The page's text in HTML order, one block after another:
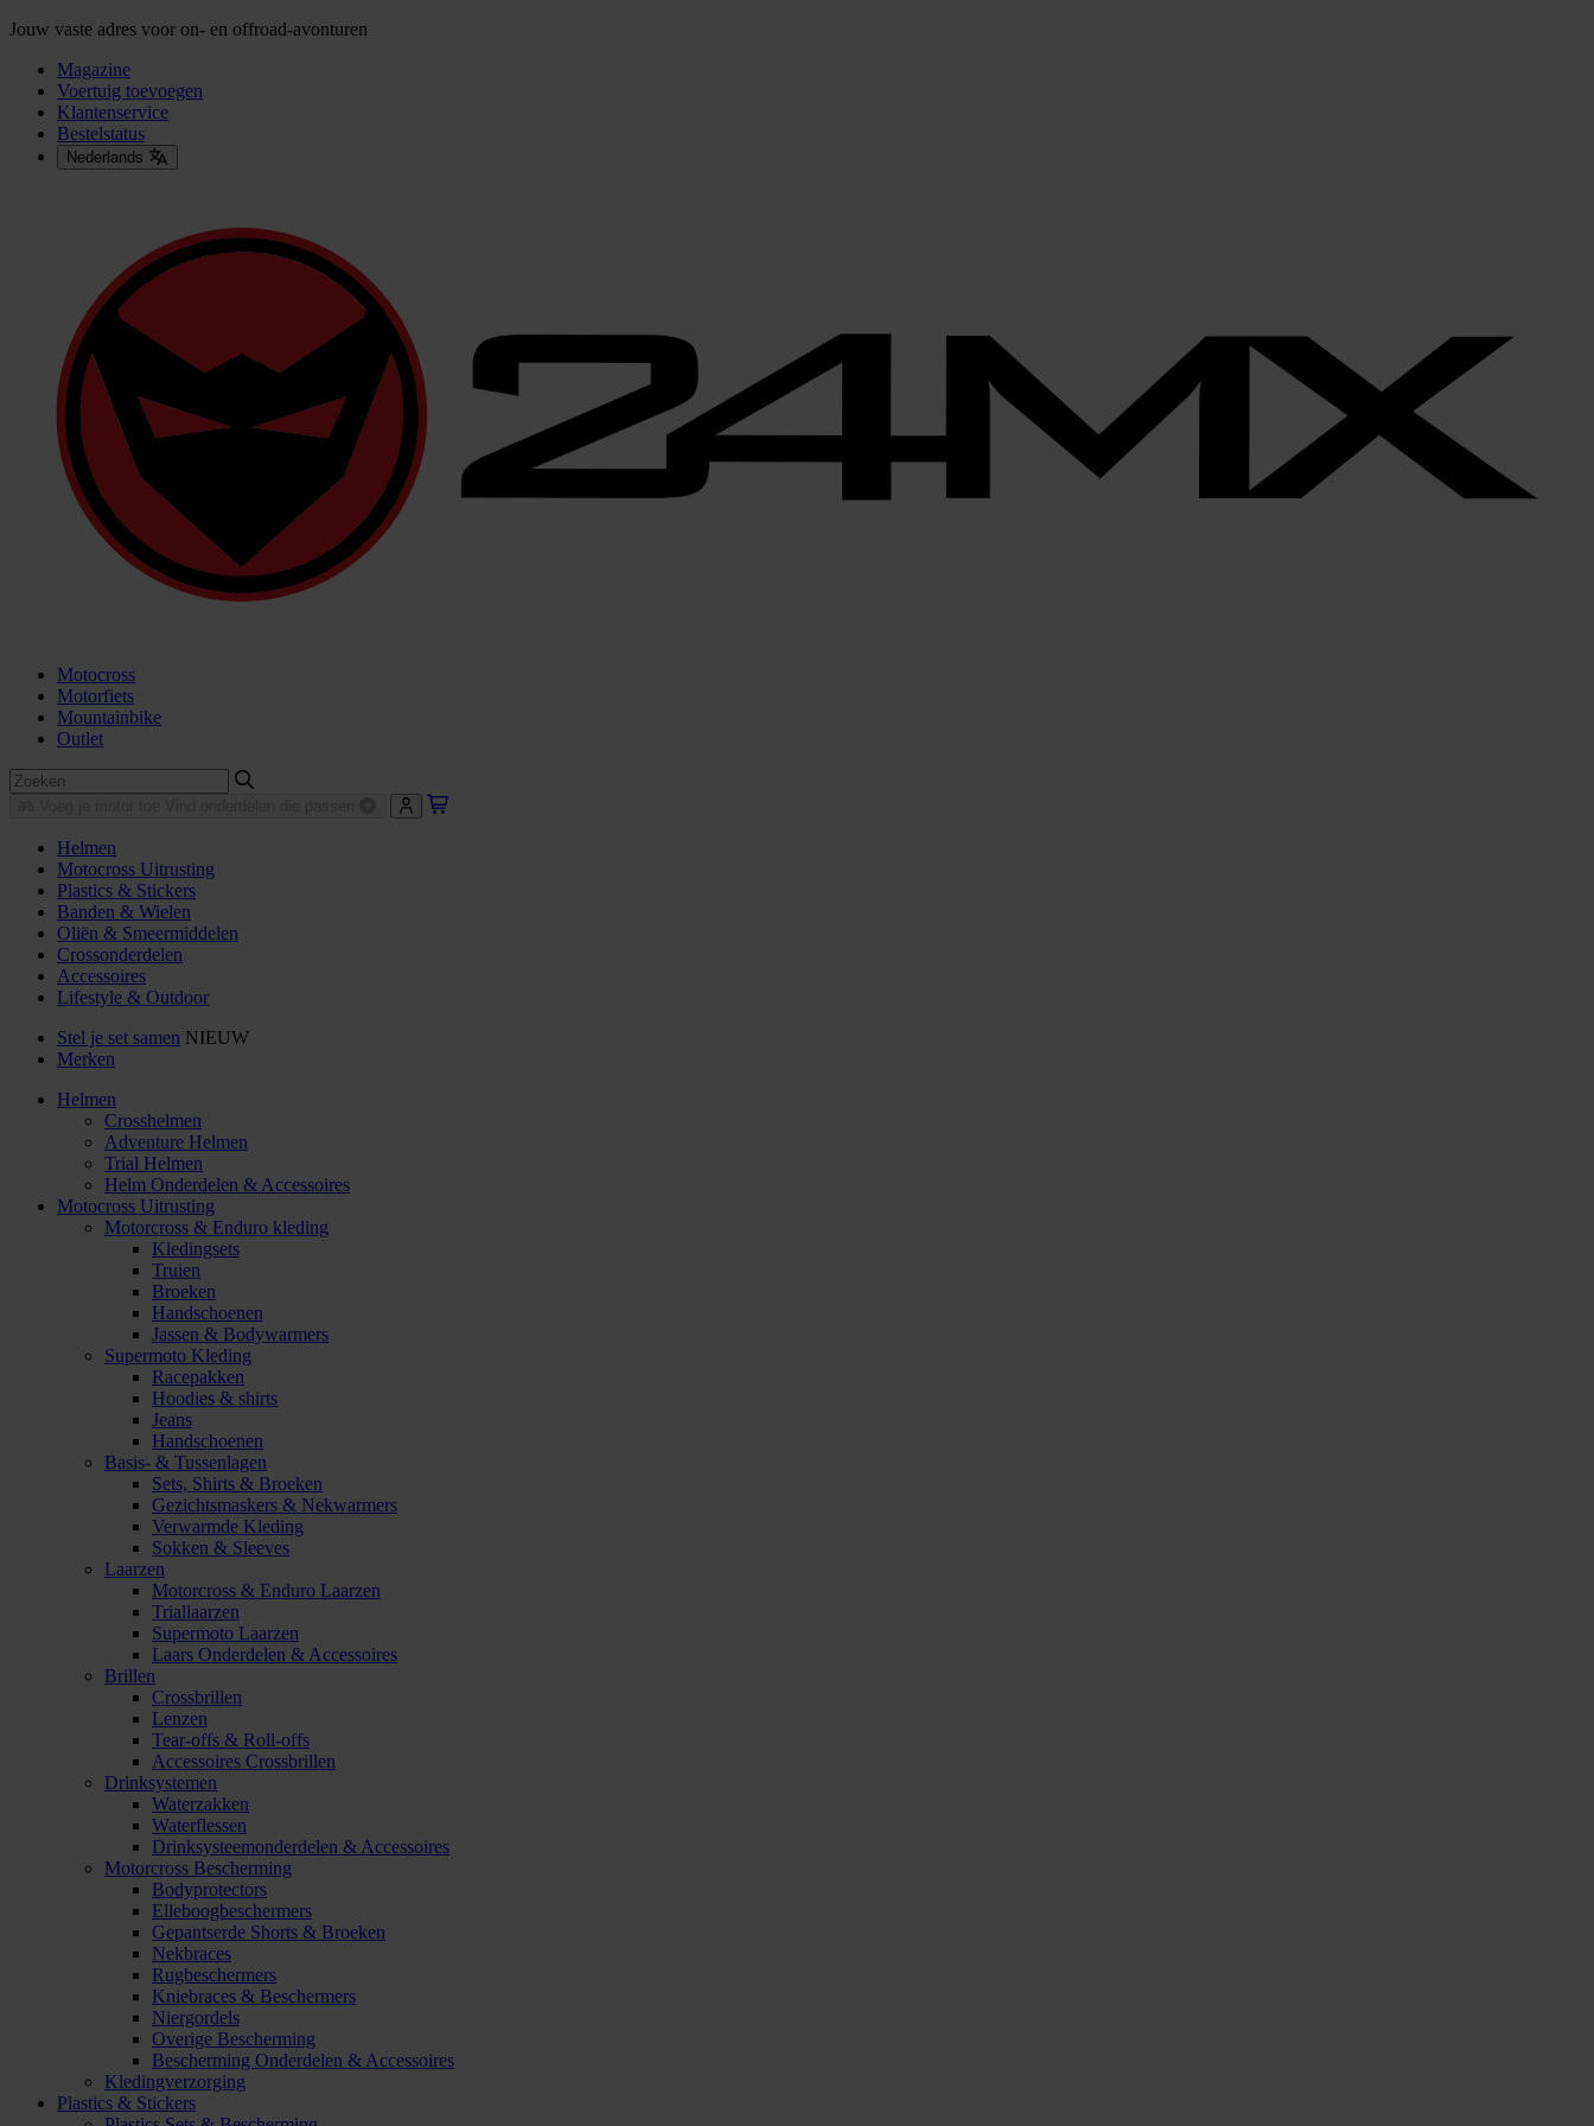
Jouw vaste adres voor on- en offroad-avonturen
Magazine
Voertuig toevoegen
Klantenservice
Bestelstatus
Nederlands
Motocross
Motorfiets
Mountainbike
Outlet
Helmen
Motocross Uitrusting
Plastics & Stickers
Banden & Wielen
Oliën & Smeermiddelen
Crossonderdelen
Accessoires
Lifestyle & Outdoor
Stel je set samen NIEUW
Merken
Helmen
Crosshelmen
Adventure Helmen
Trial Helmen
Helm Onderdelen & Accessoires
Motocross Uitrusting
Motorcross & Enduro kleding
Kledingsets
Truien
Broeken
Handschoenen
Jassen & Bodywarmers
Supermoto Kleding
Racepakken
Hoodies & shirts
Jeans
Handschoenen
Basis- & Tussenlagen
Sets, Shirts & Broeken
Gezichtsmaskers & Nekwarmers
Verwarmde Kleding
Sokken & Sleeves
Laarzen
Motorcross & Enduro Laarzen
Triallaarzen
Supermoto Laarzen
Laars Onderdelen & Accessoires
Brillen
Crossbrillen
Lenzen
Tear-offs & Roll-offs
Accessoires Crossbrillen
Drinksystemen
Waterzakken
Waterflessen
Drinksysteemonderdelen & Accessoires
Motorcross Bescherming
Bodyprotectors
Elleboogbeschermers
Gepantserde Shorts & Broeken
Nekbraces
Rugbeschermers
Kniebraces & Beschermers
Niergordels
Overige Bescherming
Bescherming Onderdelen & Accessoires
Kledingverzorging
Plastics & Stickers